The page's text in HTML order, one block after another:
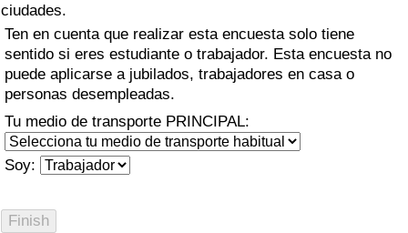
ciudades.
Ten en cuenta que realizar esta encuesta solo tiene
sentido si eres estudiante o trabajador. Esta encuesta no
puede aplicarse a jubilados, trabajadores en casa o
personas desempleadas.
Tu medio de transporte PRINCIPAL:
Soy:
Calificación del Índice de Criminalidad
(Actual)
Índice de Criminalidad
Índice de criminalidad por país